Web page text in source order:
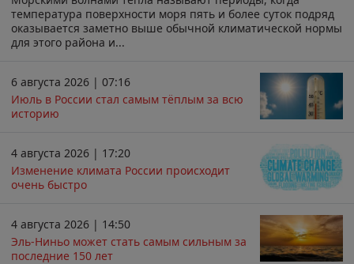
температура поверхности моря пять и более суток подряд
оказывается заметно выше обычной климатической нормы
для этого района и...
6 августа 2026 | 07:16
Июль в России стал самым тёплым за всю
историю
4 августа 2026 | 17:20
Изменение климата России происходит
очень быстро
4 августа 2026 | 14:50
Эль-Ниньо может стать самым сильным за
последние 150 лет